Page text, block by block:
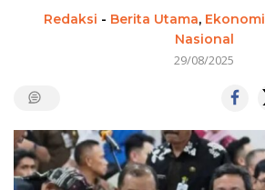
Redaksi - Berita Utama, Ekonomi
Nasional
29/08/2025